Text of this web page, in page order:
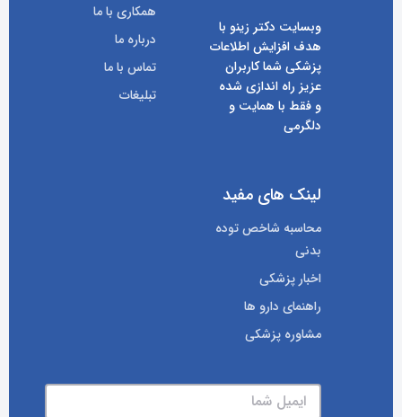
وبسایت دکتر زینو با
هدف افزایش اطلاعات
پزشکی شما کاربران
عزیز راه اندازی شده
و فقط با همایت و
دلگرمی
همکاری با ما
درباره ما
تماس با ما
تبلیغات
لینک های مفید
محاسبه شاخص توده
بدنی
اخبار پزشکی
راهنمای دارو ها
مشاوره پزشکی